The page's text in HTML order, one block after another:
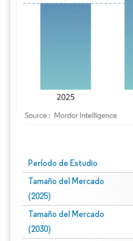
Período de Estudio
Tamaño del Mercado
(2025)
Tamaño del Mercado
(2030)